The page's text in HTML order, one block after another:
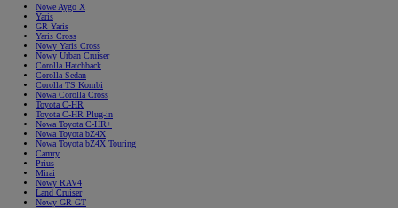
Nowe Aygo X
Yaris
GR Yaris
Yaris Cross
Nowy Yaris Cross
Nowy Urban Cruiser
Corolla Hatchback
Corolla Sedan
Corolla TS Kombi
Nowa Corolla Cross
Toyota C-HR
Toyota C-HR Plug-in
Nowa Toyota C-HR+
Nowa Toyota bZ4X
Nowa Toyota bZ4X Touring
Camry
Prius
Mirai
Nowy RAV4
Land Cruiser
Nowy GR GT